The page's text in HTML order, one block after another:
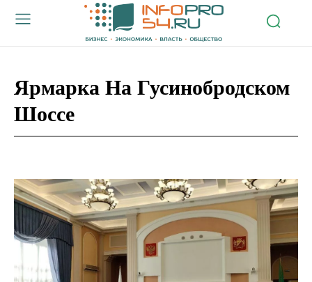
Ярмарка На Гусинобродском
Шоссе